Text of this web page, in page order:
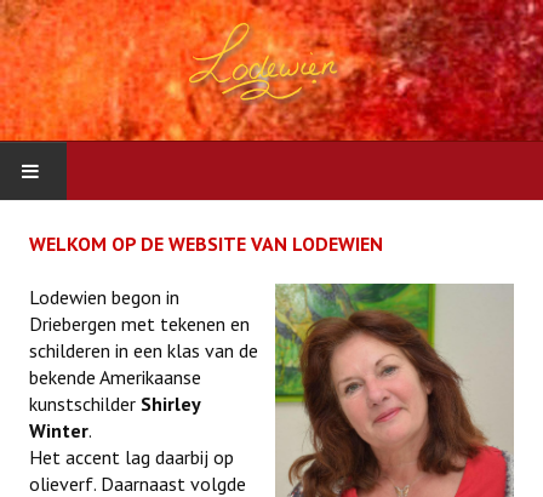
SCHILDERIJEN
CONTACT
WELKOM OP DE WEBSITE VAN LODEWIEN
Lodewien begon in
Driebergen met tekenen en
schilderen in een klas van de
bekende Amerikaanse
kunstschilder Shirley
Winter.
Het accent lag daarbij op
olieverf. Daarnaast volgde